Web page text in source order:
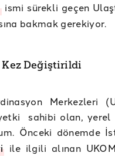
ismi sürekli geçen
bakmak gerekiyor.
Kez Değiştirildi
Merkezleri
sahibi olan,
Önceki dönemde
ile ilgili alınan